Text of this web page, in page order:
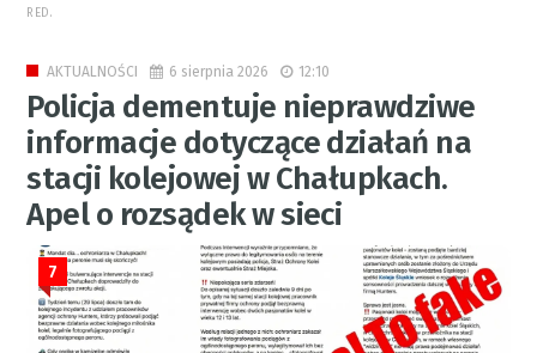
RED.
AKTUALNOŚCI 6 sierpnia 2026 12:10
Policja dementuje nieprawdziwe
informacje dotyczące działań na
stacji kolejowej w Chałupkach.
Apel o rozsądek w sieci
7